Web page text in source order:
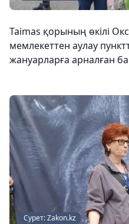
Taimas қорының өкілі
мемлекеттен аулау
жануарларға арналған
Сурет: Zakon.kz